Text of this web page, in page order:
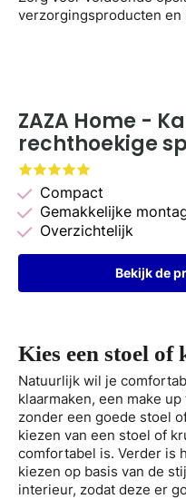
verzorgingsproducten en
ZAZA Home -
rechthoekige
Compact
Gemakkelijke
Overzichtelijk
Bekijk de
Kies een stoel of
Natuurlijk wil je
klaarmaken, een make
zonder een goede stoel
kiezen van een stoel of
comfortabel is. Verder is
kiezen op basis van de
interieur, zodat deze er